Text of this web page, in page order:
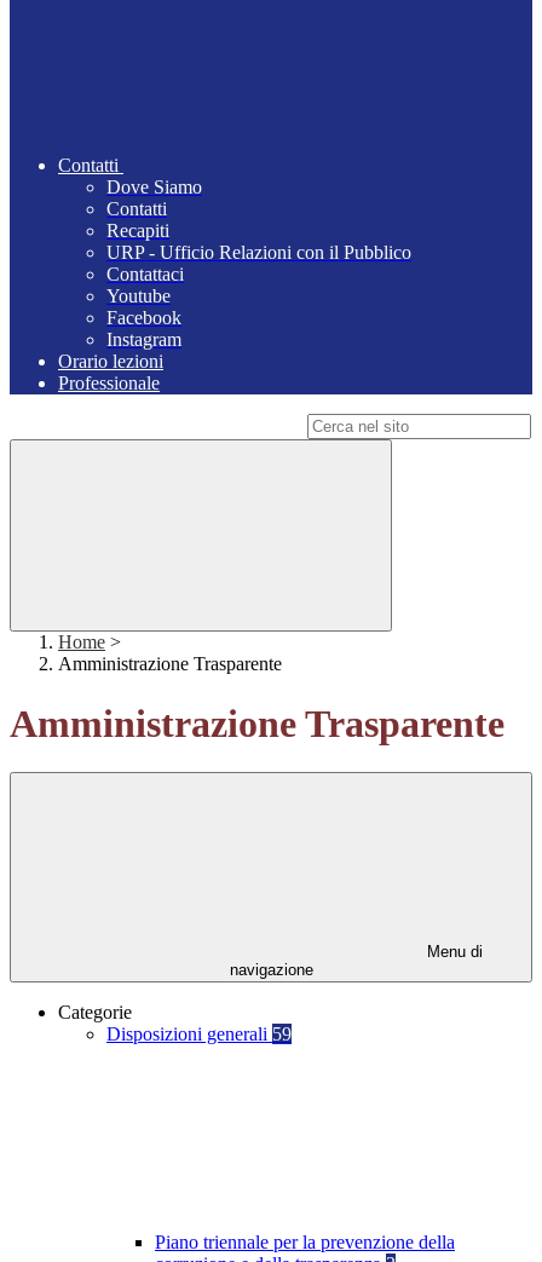
Contatti
Dove Siamo
Contatti
Recapiti
URP - Ufficio Relazioni con il Pubblico
Contattaci
Youtube
Facebook
Instagram
Orario lezioni
Professionale
Home >
Amministrazione Trasparente
Amministrazione Trasparente
Menu di
navigazione
Categorie
Disposizioni generali 59
Piano triennale per la prevenzione della